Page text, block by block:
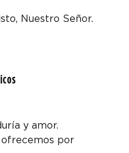
Nuestro Señor.
y amor.
por